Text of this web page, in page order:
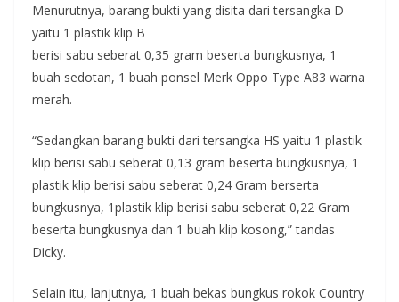
Menurutnya, barang bukti yang disita dari tersangka D
yaitu 1 plastik klip B
berisi sabu seberat 0,35 gram beserta bungkusnya, 1
buah sedotan, 1 buah ponsel Merk Oppo Type A83 warna
merah.
“Sedangkan barang bukti dari tersangka HS yaitu 1 plastik
klip berisi sabu seberat 0,13 gram beserta bungkusnya, 1
plastik klip berisi sabu seberat 0,24 Gram berserta
bungkusnya, 1plastik klip berisi sabu seberat 0,22 Gram
beserta bungkusnya dan 1 buah klip kosong,” tandas
Dicky.
Selain itu, lanjutnya, 1 buah bekas bungkus rokok Country